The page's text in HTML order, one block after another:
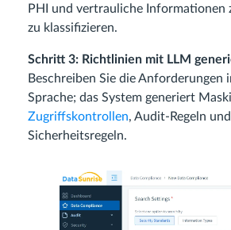
PHI und vertrauliche Informationen
zu klassifizieren.
Schritt 3: Richtlinien mit LLM
Beschreiben Sie die Anforderungen
Sprache; das System generiert
Zugriffskontrollen, Audit-Regeln und
Sicherheitsregeln.